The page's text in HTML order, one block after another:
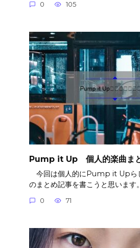
0 105
Pump it Up 個人的楽曲ま
今回は個人的にPump it Upら
のまとめ記事を書こうと思いま
0 71